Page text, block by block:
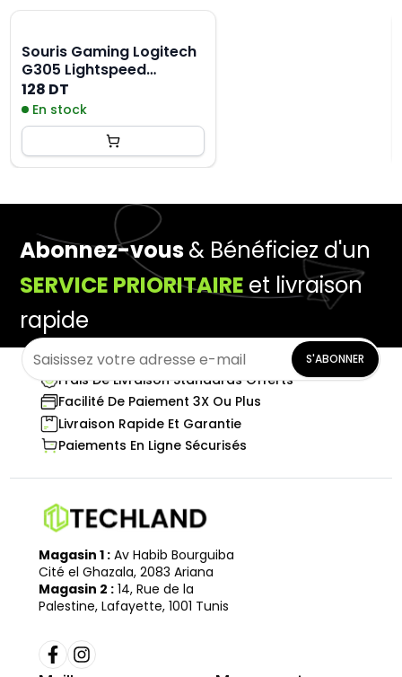
Souris Gaming Logitech
G305 Lightspeed
Wireless Gaming Mouse
- Blanc
128 DT
En stock
Abonnez-vous& Bénéficiez d'un
SERVICE PRIORITAIRE et livraison
rapide
S'ABONNER
Frais De Livraison Standards Offerts
Facilité De Paiement 3X Ou Plus
Livraison Rapide Et Garantie
Paiements En Ligne Sécurisés
Magasin 1 : Av Habib Bourguiba
Cité el Ghazala, 2083 Ariana
Magasin 2 : 14, Rue de la
Palestine, Lafayette, 1001 Tunis